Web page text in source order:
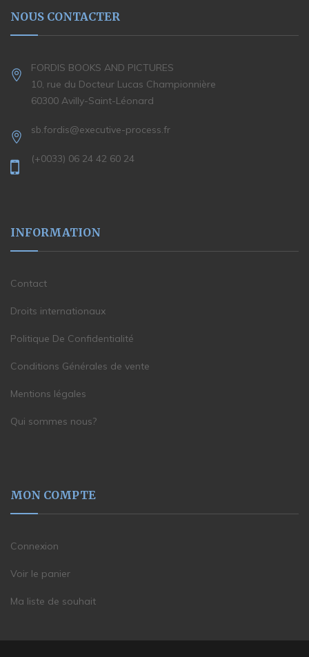
NOUS CONTACTER
FORDIS BOOKS AND PICTURES
10, rue du Docteur Lucas Championnière
60300 Avilly-Saint-Léonard
sb.fordis@executive-process.fr
(+0033) 06 24 42 60 24
INFORMATION
Contact
Droits internationaux
Politique De Confidentialité
Conditions Générales de vente
Mentions légales
Qui sommes nous?
MON COMPTE
Connexion
Voir le panier
Ma liste de souhait